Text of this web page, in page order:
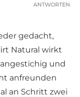
gedacht,
Natural wirkt
und
anfreunden
an Schritt zwei
ANTWORTEN